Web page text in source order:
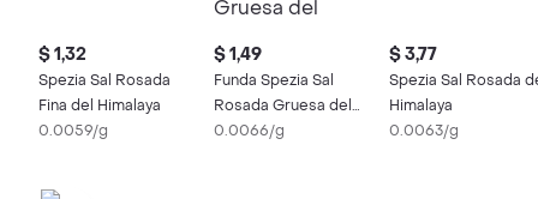
$ 1,32
Spezia Sal Rosada
Fina del Himalaya
0.0059/g
$ 1,49
Funda Spezia Sal
Rosada Gruesa del
Himalaya
0.0066/g
$ 3,77
Spezia Sal Rosada
Himalaya
0.0063/g